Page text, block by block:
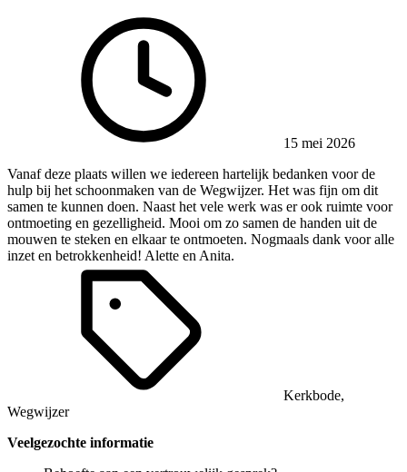
15 mei 2026
Vanaf deze plaats willen we iedereen hartelijk bedanken voor de
hulp bij het schoonmaken van de Wegwijzer. Het was fijn om dit
samen te kunnen doen. Naast het vele werk was er ook ruimte voor
ontmoeting en gezelligheid. Mooi om zo samen de handen uit de
mouwen te steken en elkaar te ontmoeten. Nogmaals dank voor alle
inzet en betrokkenheid! Alette en Anita.
Kerkbode,
Wegwijzer
Veelgezochte informatie